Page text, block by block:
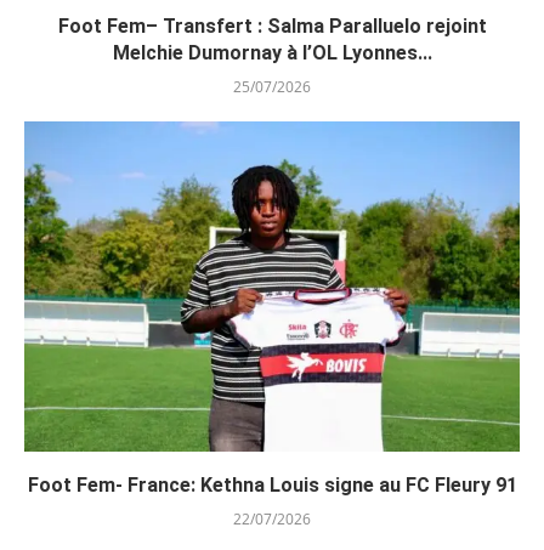
Foot Fem– Transfert : Salma Paralluelo rejoint
Melchie Dumornay à l’OL Lyonnes...
25/07/2026
Foot Fem- France: Kethna Louis signe au FC Fleury 91
22/07/2026